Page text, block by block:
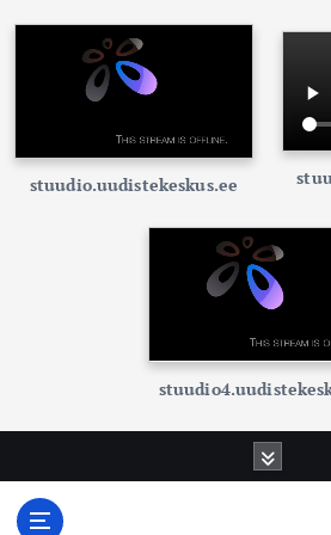
stuudio.uudistekeskus.ee